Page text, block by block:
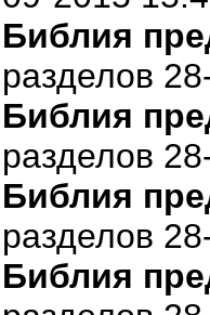
Библия
разделов
Библия
разделов
Библия
разделов
Библия